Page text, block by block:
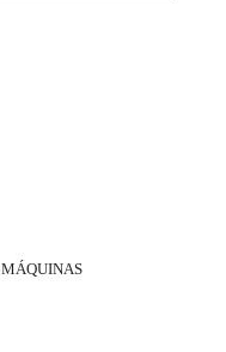
MÁQUINAS